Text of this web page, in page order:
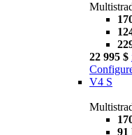
22 995 $
V4 S
91